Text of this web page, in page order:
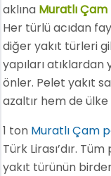
aklına Muratlı
Her türlü acıdan
diğer yakıt türleri
yapıları atıklardan
önler. Pelet yakıt
azaltır hem de
1 ton Muratlı Çam
Türk Lirası’dır.
yakıt türünün